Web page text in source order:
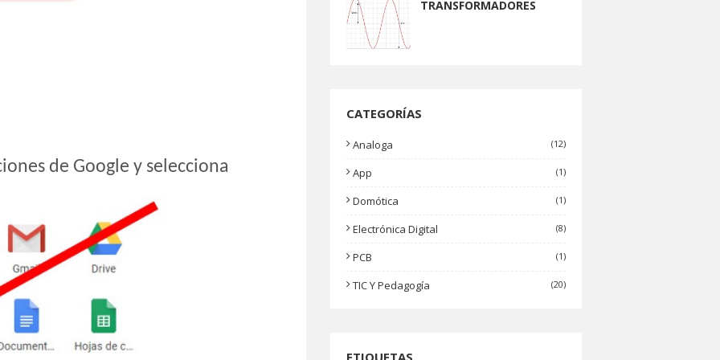
de Google y selecciona
TRANSFORMADORES
CATEGORÍAS
Analoga (12)
App (1)
Domótica (1)
Electrónica Digital (8)
PCB (1)
TIC Y Pedagogía (20)
ETIQUETAS